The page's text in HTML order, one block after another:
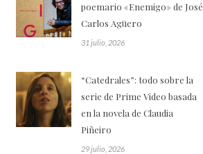
poemario «Enemigo» de José
Carlos Agüero
31 julio, 2026
“Catedrales”: todo sobre la
serie de Prime Video basada
en la novela de Claudia
Piñeiro
29 julio, 2026